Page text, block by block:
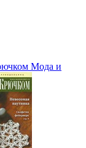
Мода и